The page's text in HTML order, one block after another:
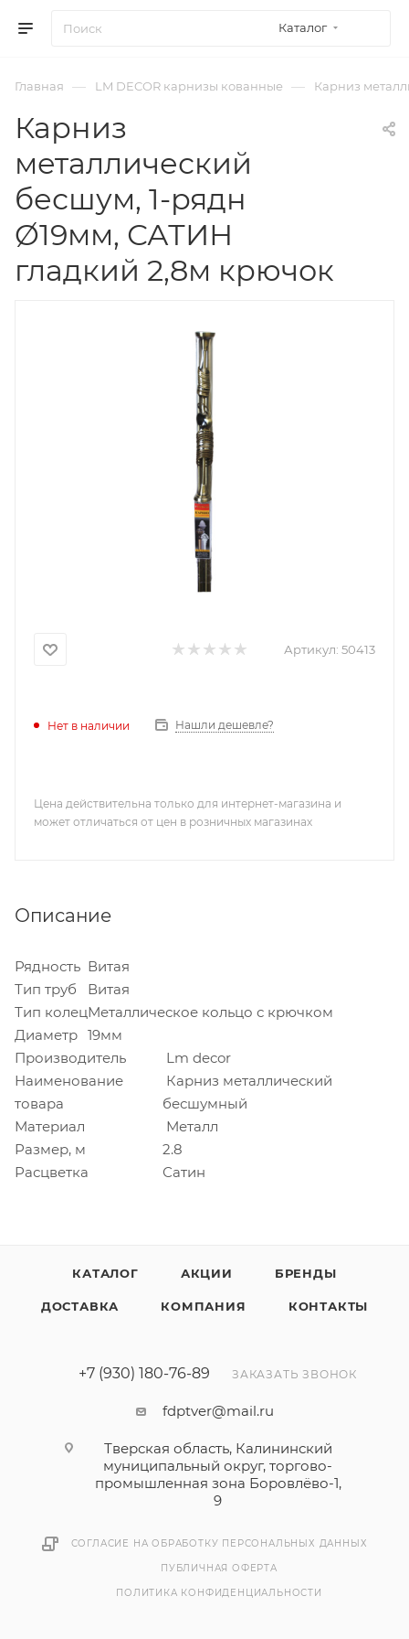
Каталог
Главная — LM DECOR карнизы кованные — Карниз
Карниз
металлический
бесшум, 1-рядн
Ø19мм, САТИН
гладкий 2,8м крючок
Артикул: 50413
Нет в наличии Нашли дешевле?
Цена действительна только для интернет-магазина и
может отличаться от цен в розничных магазинах
Описание
Рядность Витая
Тип труб
Витая
Тип колецМеталлическое кольцо с крючком
Диаметр 19мм
Производитель
Lm decor
Наименование
товара
Карниз металлический
бесшумный
Материал
Металл
Размер, м
2.8
Расцветка
Сатин
КАТАЛОГ АКЦИИ БРЕНДЫ
ДОСТАВКА КОМПАНИЯ КОНТАКТЫ
+7 (930) 180-76-89 ЗАКАЗАТЬ ЗВОНОК
fdptver@mail.ru
Тверская область, Калининский
муниципальный округ, торгово-
промышленная зона Боровлёво-1,
9
СОГЛАСИЕ НА ОБРАБОТКУ ПЕРСОНАЛЬНЫХ ДАННЫХ
ПУБЛИЧНАЯ ОФЕРТА
ПОЛИТИКА КОНФИДЕНЦИАЛЬНОСТИ